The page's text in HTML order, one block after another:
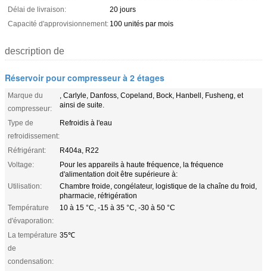
Délai de livraison:
20 jours
Capacité d'approvisionnement: 100 unités par mois
description de
Réservoir pour compresseur à 2 étages
Marque du
compresseur:
, Carlyle, Danfoss, Copeland, Bock, Hanbell, Fusheng, et
ainsi de suite.
Type de
refroidissement:
Refroidis à l'eau
Réfrigérant:
R404a, R22
Voltage:
Pour les appareils à haute fréquence, la fréquence
d'alimentation doit être supérieure à:
Utilisation:
Chambre froide, congélateur, logistique de la chaîne du froid,
pharmacie, réfrigération
Température
d'évaporation:
10 à 15 °C, -15 à 35 °C, -30 à 50 °C
La température
de
condensation:
35℃